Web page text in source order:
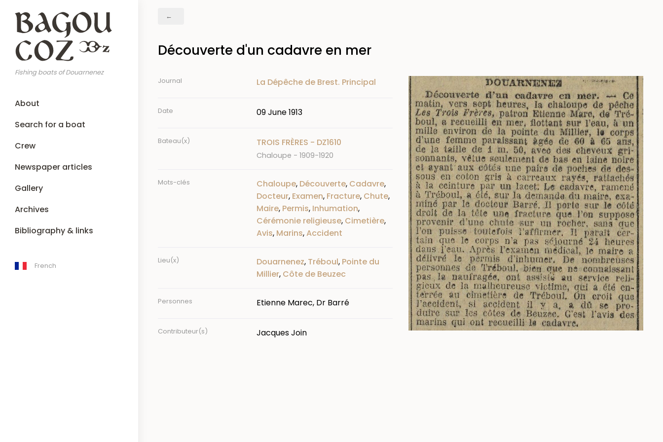
main
content
Fishing boats of Douarnenez
MainAbout
Search for a boat
Crew
Newspaper articles
Gallery
Archives
Bibliography & links
French
Breadcrumb
Découverte d'un cadavre en mer
Journal La Dépêche de Brest. Principal
Date 09 June 1913
Bateau(x) TROIS FRÈRES - DZ1610
Chaloupe - 1909-1920
Mots-clés Chaloupe, Découverte, Cadavre,
Docteur, Examen, Fracture, Chute,
Maire, Permis, Inhumation,
Cérémonie religieuse, Cimetière,
Avis, Marins,Accident
Lieu(x) Douarnenez, Tréboul, Pointe du
Millier, Côte de Beuzec
Personnes Etienne Marec, Dr Barré
Contributeur(s) Jacques Join
Image